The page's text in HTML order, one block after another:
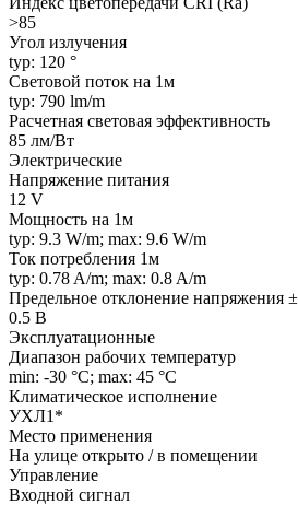
>85
Угол излучения
typ: 120 °
Световой поток на 1м
typ: 790 lm/m
Расчетная световая эффективность
85 лм/Вт
Электрические
Напряжение питания
12 V
Мощность на 1м
typ: 9.3 W/m; max: 9.6 W/m
Ток потребления 1м
typ: 0.78 A/m; max: 0.8 A/m
Предельное отклонение напряжения ±
0.5 В
Эксплуатационные
Диапазон рабочих температур
min: -30 °C; max: 45 °C
Климатическое исполнение
УХЛ1*
Место применения
На улице открыто / в помещении
Управление
Входной сигнал